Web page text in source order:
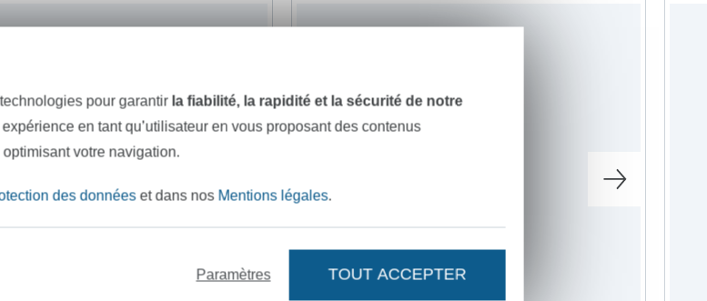
pour garantir la fiabilité, la rapidité et la sécurité de notre
en tant qu’utilisateur en vous proposant des contenus
votre navigation.
des donnéeset dans nos Mentions légales.
Paramètres TOUT ACCEPTER